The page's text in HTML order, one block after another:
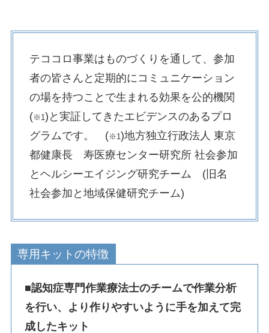
テココロ事業はものづくりを通して、参加
者の皆さんと定期的にコミュニケーション
の場を持つことで生まれる効果を公的機関
(※1)と実証してきたエビデンスのあるプロ
グラムです。 (※1)地方独立行政法人 東京
都健康長 寿医療センター研究所 社会参加
とヘルシーエイジング研究チーム (旧名
社会参加と地域保健研究チーム)
専用キットの特徴
■認知症専門作業療法士のチームで作業分析
を行い、より作りやすいように手を加えて完
成したキット